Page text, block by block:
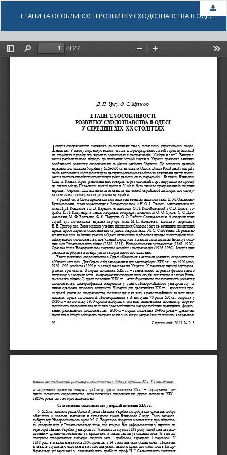
ЕТАПИ ТА ОСОБЛИВОСТІ РОЗВИТКУ СХОДОЗНАВСТВА В ОДЕСІ У СЕРЕДИНІ ХІХ–ХХ СТОЛІТТЯХ